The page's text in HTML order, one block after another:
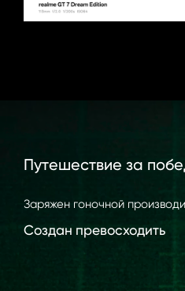
Создан превосходить
Заряжен гоночной
Путешествие за